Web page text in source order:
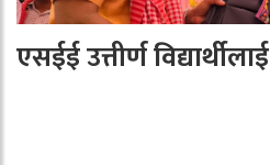
एसईई उत्तीर्ण